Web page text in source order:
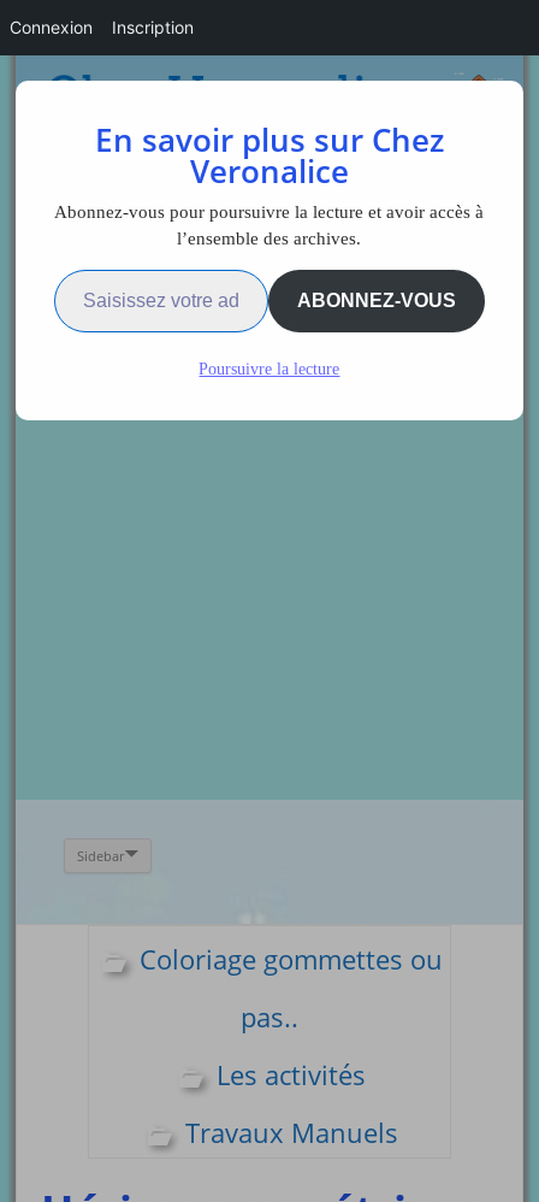
Sidebar
Coloriage gommettes ou
pas..
Les activités
Travaux Manuels
En savoir plus sur Chez
Veronalice
Abonnez-vous pour poursuivre la lecture et avoir accès à
l’ensemble des archives.
Saisissez votre adresse e-mail…
ABONNEZ-VOUS
Poursuivre la lecture
Connexion Inscription